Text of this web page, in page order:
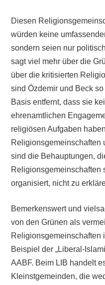
Diesen
würden keine
sondern seien nur
sagt viel mehr über die
über die kritisierten
sind Özdemir und Beck
Basis entfernt, dass sie
ehrenamtlichen
religiösen Aufgaben
Religionsgemeinschaften
sind die Behauptungen,
Religionsgemeinschaften
organisiert, nicht zu
Bemerkenswert und
von den Grünen als
Religionsgemeinschaften
Beispiel der „Liberal-
AABF. Beim LIB handelt
Kleinstgemeinden, die